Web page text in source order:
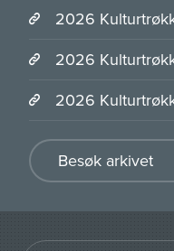
2026
2026
2026
Besøk arkivet